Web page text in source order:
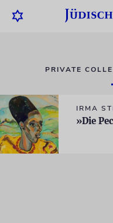
PRIVATE
IRMA
»Die